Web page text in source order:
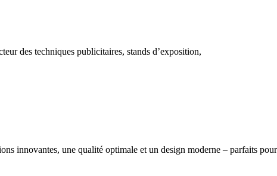
des techniques publicitaires, stands d’exposition,
innovantes, une qualité optimale et un design moderne – parfaits